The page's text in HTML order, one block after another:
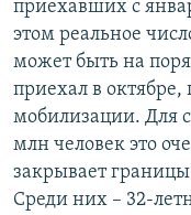
приехавших с
этом реальное
может быть на
приехал в октябре,
мобилизации. Для
млн человек это
закрывает
Среди них – 32-